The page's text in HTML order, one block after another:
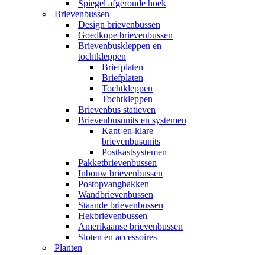
Spiegel afgeronde hoek
Brievenbussen
Design brievenbussen
Goedkope brievenbussen
Brievenbuskleppen en
tochtkleppen
Briefplaten
Briefplaten
Tochtkleppen
Tochtkleppen
Brievenbus statieven
Brievenbusunits en systemen
Kant-en-klare
brievenbusunits
Postkastsystemen
Pakketbrievenbussen
Inbouw brievenbussen
Postopvangbakken
Wandbrievenbussen
Staande brievenbussen
Hekbrievenbussen
Amerikaanse brievenbussen
Sloten en accessoires
Planten